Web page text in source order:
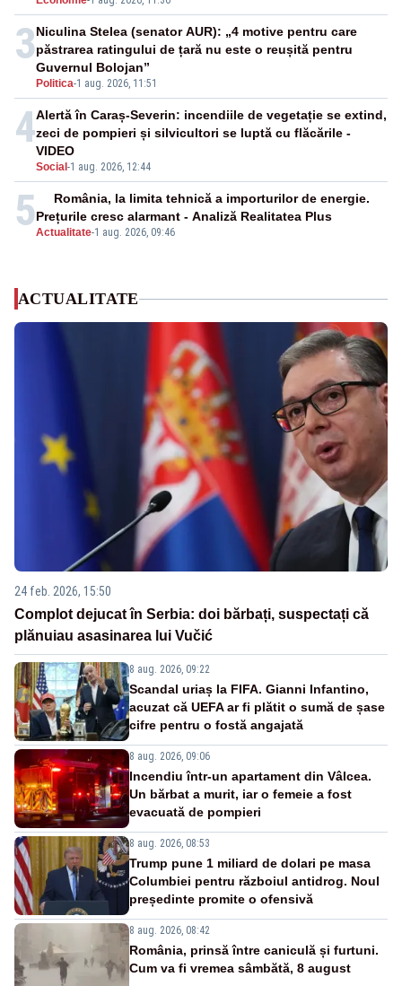
3
Politica-1 aug. 2026, 11:51
Niculina Stelea (senator AUR): „4 motive pentru care
păstrarea ratingului de țară nu este o reușită pentru
Guvernul Bolojan”
4
Social -1 aug. 2026, 12:44
Alertă în Caraș-Severin: incendiile de vegetație se extind,
zeci de pompieri și silvicultori se luptă cu flăcările -
VIDEO
5Actualitate-1 aug. 2026, 09:46
România, la limita tehnică a importurilor de energie.
Prețurile cresc alarmant - Analiză Realitatea Plus
ACTUALITATE
24 feb. 2026, 15:50
Complot dejucat în Serbia: doi bărbați, suspectați că
plănuiau asasinarea lui Vučić
8 aug. 2026, 09:22
Scandal uriaș la FIFA. Gianni Infantino,
acuzat că UEFA ar fi plătit o sumă de șase
cifre pentru o fostă angajată
8 aug. 2026, 09:06
Incendiu într-un apartament din Vâlcea.
Un bărbat a murit, iar o femeie a fost
evacuată de pompieri
8 aug. 2026, 08:53
Trump pune 1 miliard de dolari pe masa
Columbiei pentru războiul antidrog. Noul
președinte promite o ofensivă
8 aug. 2026, 08:42
România, prinsă între caniculă și furtuni.
Cum va fi vremea sâmbătă, 8 august